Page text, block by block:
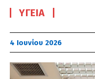
ΥΓΕΊΑ
4 Ιουνίου 2026